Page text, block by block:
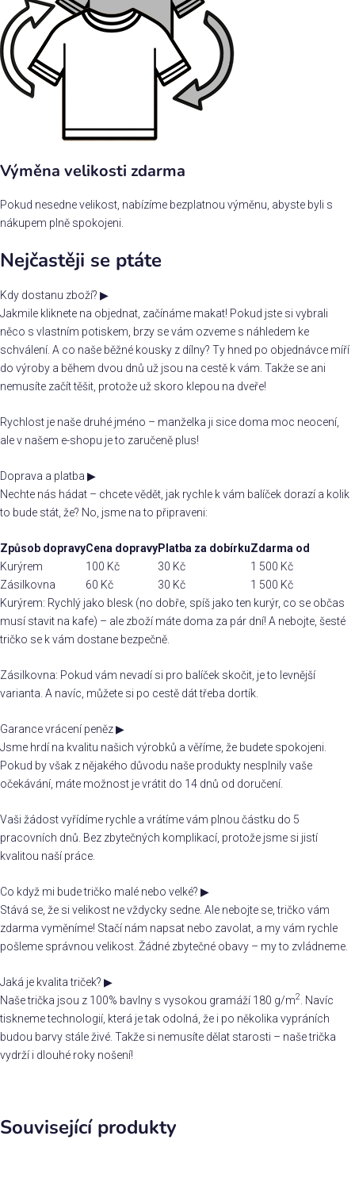
Výměna velikosti zdarma
Pokud nesedne velikost, nabízíme bezplatnou výměnu, abyste byli s
nákupem plně spokojeni.
Nejčastěji se ptáte
Kdy dostanu zboží? ▶
Jakmile kliknete na objednat, začínáme makat! Pokud jste si vybrali
něco s vlastním potiskem, brzy se vám ozveme s náhledem ke
schválení. A co naše běžné kousky z dílny? Ty hned po objednávce míří
do výroby a během dvou dnů už jsou na cestě k vám. Takže se ani
nemusíte začít těšit, protože už skoro klepou na dveře!
Rychlost je naše druhé jméno – manželka ji sice doma moc neocení,
ale v našem e-shopu je to zaručeně plus!
Doprava a platba ▶
Nechte nás hádat – chcete vědět, jak rychle k vám balíček dorazí a kolik
to bude stát, že? No, jsme na to připraveni:
Způsob dopravyCena dopravyPlatba za dobírkuZdarma od
Kurýrem
100 Kč 30 Kč
1 500 Kč
Zásilkovna
60 Kč 30 Kč
1 500 Kč
Kurýrem: Rychlý jako blesk (no dobře, spíš jako ten kurýr, co se občas
musí stavit na kafe) – ale zboží máte doma za pár dní! A nebojte, šesté
tričko se k vám dostane bezpečně.
Zásilkovna: Pokud vám nevadí si pro balíček skočit, je to levnější
varianta. A navíc, můžete si po cestě dát třeba dortík.
Garance vrácení peněz▶
Jsme hrdí na kvalitu našich výrobků a věříme, že budete spokojeni.
Pokud by však z nějakého důvodu naše produkty nesplnily vaše
očekávání, máte možnost je vrátit do 14 dnů od doručení.
Vaši žádost vyřídíme rychle a vrátíme vám plnou částku do 5
pracovních dnů. Bez zbytečných komplikací, protože jsme si jistí
kvalitou naší práce.
Co když mi bude tričko malé nebo velké? ▶
Stává se, že si velikost ne vždycky sedne. Ale nebojte se, tričko vám
zdarma vyměníme! Stačí nám napsat nebo zavolat, a my vám rychle
pošleme správnou velikost. Žádné zbytečné obavy – my to zvládneme.
Jaká je kvalita triček? ▶
Naše trička jsou z 100% bavlny s vysokou gramáží 180 g/m2
. Navíc
tiskneme technologií, která je tak odolná, že i po několika vypráních
budou barvy stále živé. Takže si nemusíte dělat starosti – naše trička
vydrží i dlouhé roky nošení!
Související produkty